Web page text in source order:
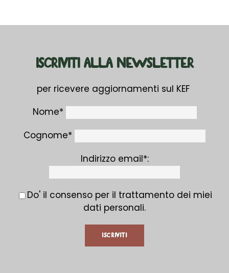
ISCRIVITI ALLA NEWSLETTER
per ricevere aggiornamenti sul KEF
Nome*
Cognome*
Indirizzo email*:
Do' il consenso per il trattamento dei miei
dati personali.